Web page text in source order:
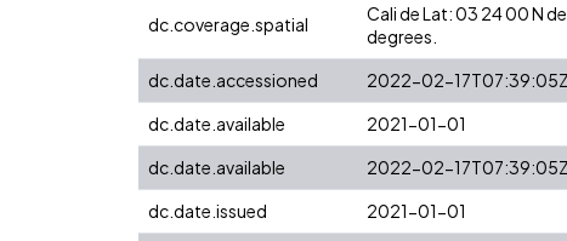
dc.coverage.spatial
Cali de Lat: 03 24 00 N
degrees.
dc.date.accessioned
2022-02-17T07:39:05Z
dc.date.available
2021-01-01
dc.date.available
2022-02-17T07:39:05Z
dc.date.issued
2021-01-01